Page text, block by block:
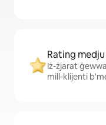
Rating
Iż-żjarat
mill-klijenti